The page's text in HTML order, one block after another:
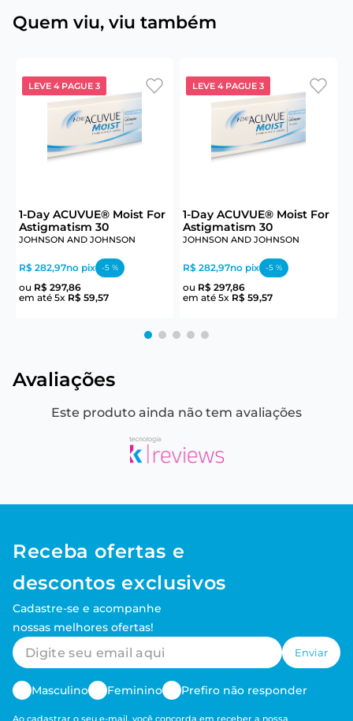
Quem viu, viu também
LEVE 4 PAGUE 3
1-Day ACUVUE® Moist For
Astigmatism 30
JOHNSON AND JOHNSON
R$ 282,97no pix -5 %
ou R$ 297,86
em até 5x R$ 59,57
LEVE 4 PAGUE 3
1-Day ACUVUE® Moist For
Astigmatism 30
JOHNSON AND JOHNSON
R$ 282,97no pix -5 %
ou R$ 297,86
em até 5x R$ 59,57
Avaliações
Este produto ainda não tem avaliações
Receba ofertas e
descontos exclusivos
Cadastre-se e acompanhe
nossas melhores ofertas!
Enviar
Masculino Feminino Prefiro não responder
Ao cadastrar o seu e-mail, você concorda em receber a nossa